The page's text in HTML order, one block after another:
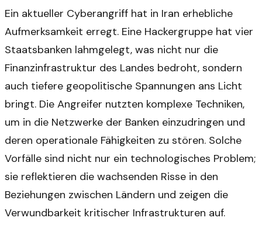
Ein aktueller Cyberangriff hat in Iran erhebliche
Aufmerksamkeit erregt. Eine Hackergruppe hat vier
Staatsbanken lahmgelegt, was nicht nur die
Finanzinfrastruktur des Landes bedroht, sondern
auch tiefere geopolitische Spannungen ans Licht
bringt. Die Angreifer nutzten komplexe Techniken,
um in die Netzwerke der Banken einzudringen und
deren operationale Fähigkeiten zu stören. Solche
Vorfälle sind nicht nur ein technologisches Problem;
sie reflektieren die wachsenden Risse in den
Beziehungen zwischen Ländern und zeigen die
Verwundbarkeit kritischer Infrastrukturen auf.